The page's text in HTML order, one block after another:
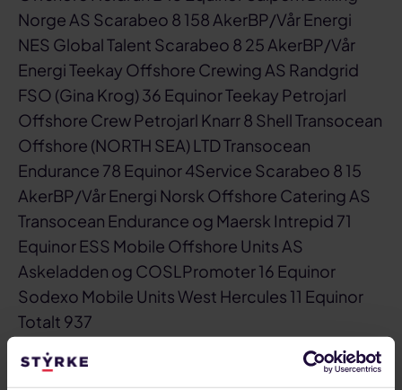
Norge AS Scarabeo 8 158 AkerBP/Vår Energi
NES Global Talent Scarabeo 8 25 AkerBP/Vår
Energi Teekay Offshore Crewing AS Randgrid
FSO (Gina Krog) 36 Equinor Teekay Petrojarl
Offshore Crew Petrojarl Knarr 8 Shell Transocean
Offshore (NORTH SEA) LTD Transocean
Endurance 78 Equinor 4Service Scarabeo 8 15
AkerBP/Vår Energi Norsk Offshore Catering AS
Transocean Endurance og Maersk Intrepid 71
Equinor ESS Mobile Offshore Units AS
Askeladden og COSLPromoter 16 Equinor
Sodexo Mobile Units West Hercules 11 Equinor
Totalt 937